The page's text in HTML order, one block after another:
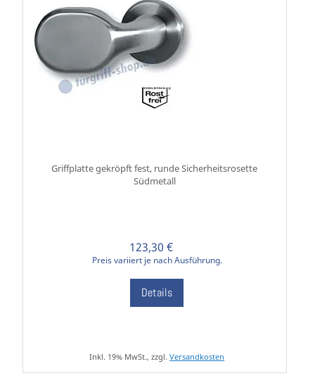
Griffplatte gekröpft fest, runde Sicherheitsrosette
Südmetall
123,30 €
Preis variiert je nach Ausführung.
Details
Inkl. 19% MwSt., zzgl.Versandkosten